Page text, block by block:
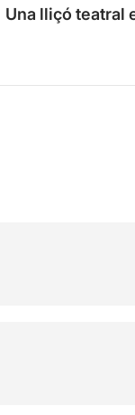
Una lliçó teatral